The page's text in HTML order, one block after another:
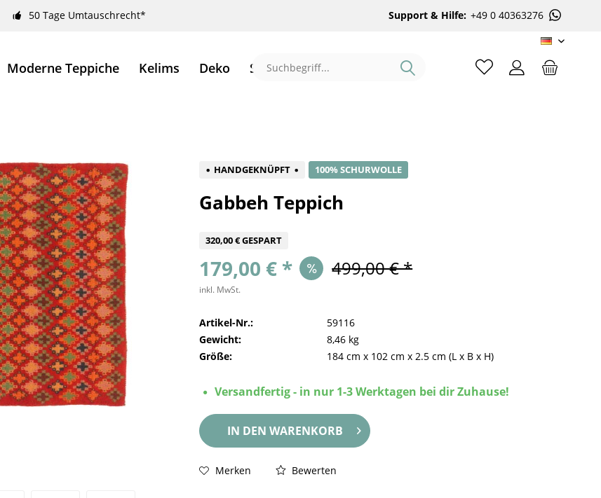
50 Tage Umtauschrecht* Support & Hilfe: +49 0 40363276
DE
Moderne Teppiche Kelims Deko Sale %
HANDGEKNÜPFT 100% SCHURWOLLE
Gabbeh Teppich
320,00 € GESPART
179,00 € * 499,00 € *
inkl. MwSt.
Artikel-Nr.:
59116
Gewicht:
8,46 kg
Größe:
184 cm x 102 cm x2.5 cm (L x B x H)
Versandfertig - in nur 1-3 Werktagen bei dir Zuhause!
IN DEN WARENKORB
Merken Bewerten